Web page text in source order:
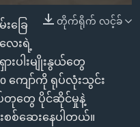
တိုက်ရိုက် လင့်ခ်
ခြေ
ေးရဲ့
ားပါးမျိုးနွယ်တွေ
ကျော်ကို ရုပ်လုံးသွင်း
တုတွေ ပိုင်ဆိုင်မှုနဲ့
စ်ဆေးနေပါတယ်။